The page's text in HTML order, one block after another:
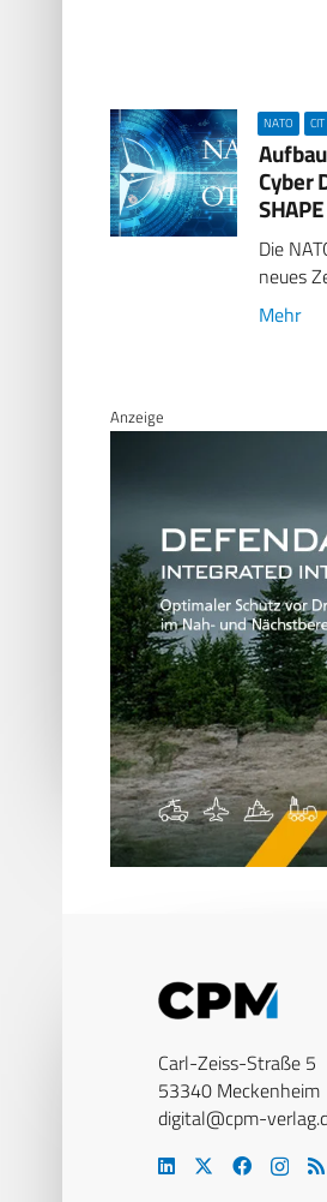
NATO CIT
Cyber
SHAPE
Die
neues
Mehr
Anzeige
Carl-Zeiss-Straße 5
53340 Meckenheim
digital@cpm-